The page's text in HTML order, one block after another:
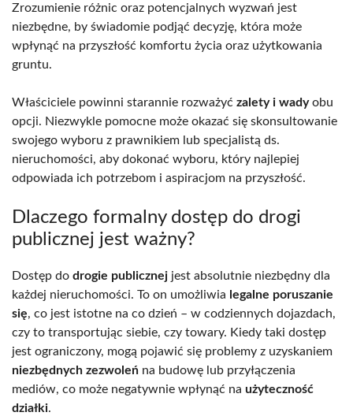
Zrozumienie różnic oraz potencjalnych wyzwań jest
niezbędne, by świadomie podjąć decyzję, która może
wpłynąć na przyszłość komfortu życia oraz użytkowania
gruntu.
Właściciele powinni starannie rozważyć zalety i wadyobu
opcji. Niezwykle pomocne może okazać się skonsultowanie
swojego wyboru z prawnikiem lub specjalistą ds.
nieruchomości, aby dokonać wyboru, który najlepiej
odpowiada ich potrzebom i aspiracjom na przyszłość.
Dlaczego formalny dostęp do drogi
publicznej jest ważny?
Dostęp do drogie publicznej jest absolutnie niezbędny dla
każdej nieruchomości. To on umożliwia legalne poruszanie
się, co jest istotne na co dzień – w codziennych dojazdach,
czy to transportując siebie, czy towary. Kiedy taki dostęp
jest ograniczony, mogą pojawić się problemy z uzyskaniem
niezbędnych zezwoleń na budowę lub przyłączenia
mediów, co może negatywnie wpłynąć na użyteczność
działki.